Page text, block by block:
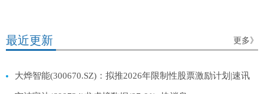
最近更新 更多》
大烨智能(300670.SZ)：拟推2026年限制性股票激励计划|速讯